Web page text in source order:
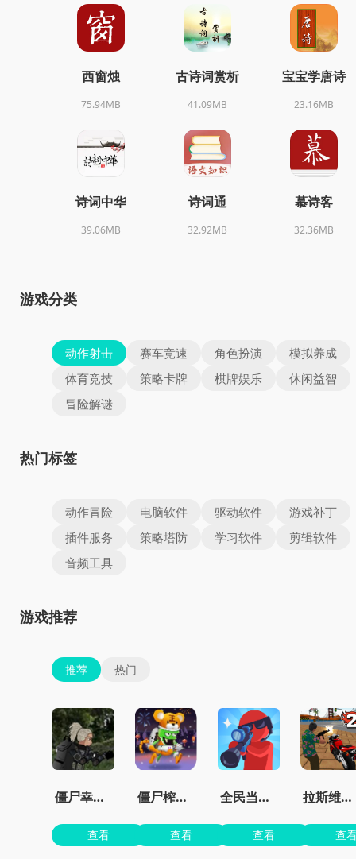
西窗烛
75.94MB
古诗词赏析
41.09MB
宝宝学唐诗
23.16MB
诗词中华
39.06MB
诗词通
32.92MB
慕诗客
32.36MB
游戏分类
动作射击 赛车竞速 角色扮演
模拟养成
体育竞技
策略卡牌 棋牌娱乐
休闲益智
冒险解谜
热门标签
动作冒险 电脑软件 驱动软件
游戏补丁
插件服务
策略塔防 学习软件
剪辑软件
音频工具
游戏推荐
推荐 热门
僵尸幸存者之城
查看
僵尸榨汁机免费版
查看
全民当枪神
查看
拉斯维加斯无限金币钻石版下载
查